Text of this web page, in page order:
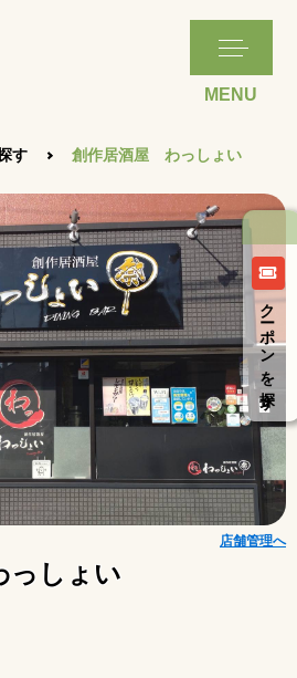
クーポンを探す
す 創作居酒屋 わっしょい
店舗管理へ
しょい